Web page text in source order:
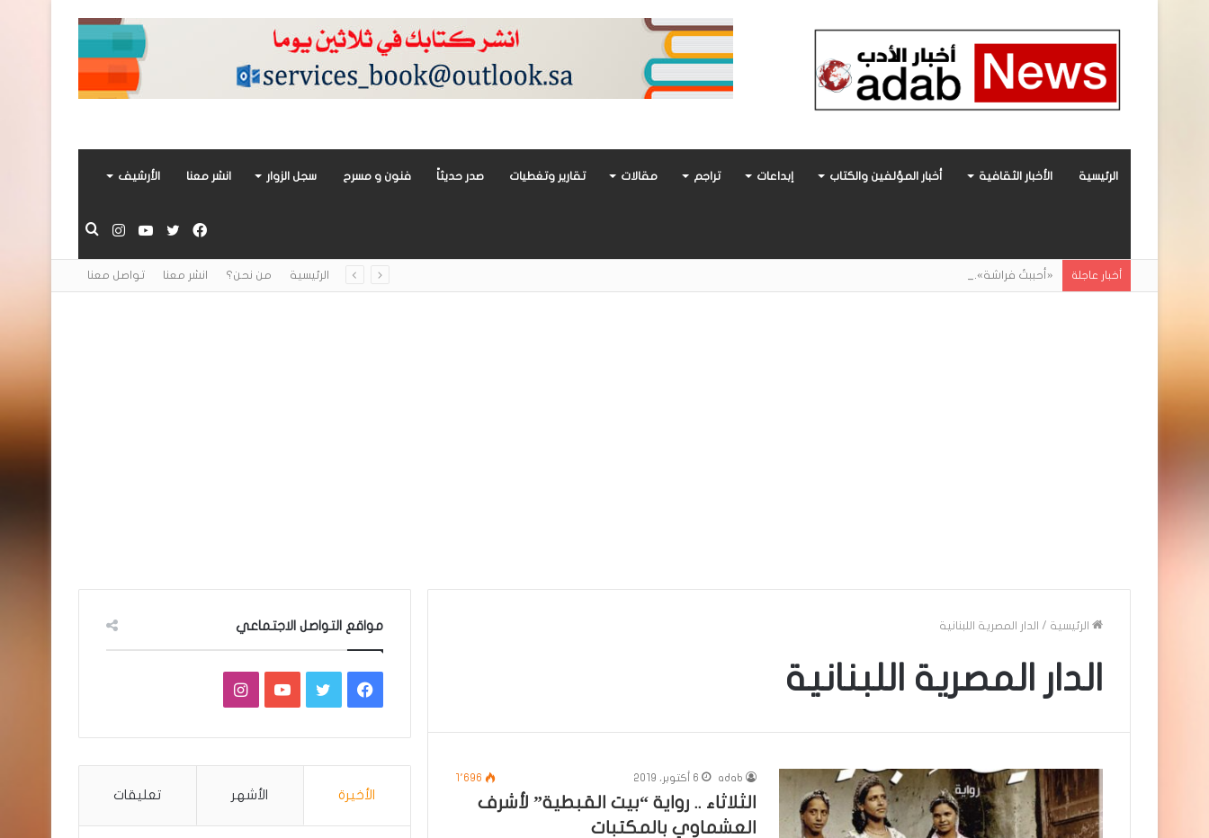
الرئيسية الأخبار الثقافية أخبار المؤلفين والكتاب إبداعات تراجم مقالات تقارير وتغطيات صدر حديثاً فنون و مسرح سجل الزوار انشر معنا الأرشيف
بحث
انستقراميوتيوبتويتر
فيسبوك
أخبار عاجلة «أحببتُ فراشة».. رواية حديثة صادرة عن مركز الأدب العربي تغوص في هشاشة الحب وصراعات الذات الرئيسية من نحن؟ انشر معنا تواصل معنا
الرئيسية / الدار المصرية اللبنانية
الدار المصرية اللبنانية
adab 6 أكتوبر، 2019 1٬696
الثلاثاء .. رواية “بيت القبطية” لأشرف
العشماوي بالمكتبات
مواقع التواصل الاجتماعي
فيسبوكتويتر يوتيوبانستقرام
الأخيرة الأشهر تعليقات